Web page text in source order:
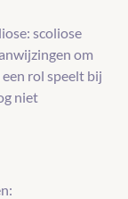
scoliose
om
rol speelt bij
niet